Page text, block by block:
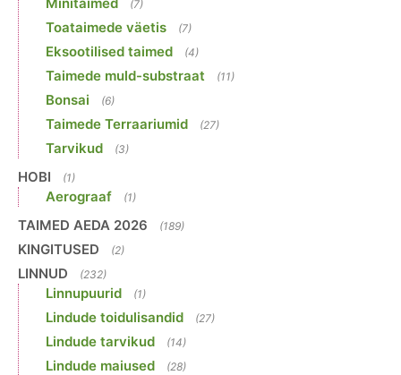
(7)
Toataimede väetis (7)
Eksootilised taimed (4)
Taimede muld-substraat (11)
Bonsai (6)
Taimede Terraariumid (27)
Tarvikud (3)
HOBI (1)
Aerograaf (1)
TAIMED AEDA 2026 (189)
KINGITUSED (2)
LINNUD (232)
Linnupuurid (1)
Lindude toidulisandid (27)
Lindude tarvikud (14)
Lindude maiused (28)